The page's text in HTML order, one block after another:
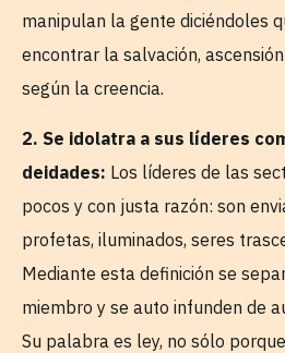
manipulan la gente diciéndoles
encontrar la salvación,
según la creencia.
2. Se idolatra a sus líderes
deidades: Los líderes de las
pocos y con justa razón: son
profetas, iluminados, seres
Mediante esta definición se
miembro y se auto infunden de
Su palabra es ley, no sólo